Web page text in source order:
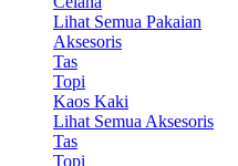
Lihat Semua Pakaian
Aksesoris
Tas
Topi
Kaos Kaki
Lihat Semua Aksesoris
Tas
Topi